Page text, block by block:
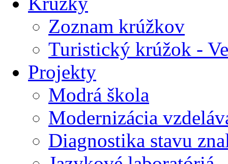
Zoznam krúžkov
Turistický krúžok -
Projekty
Modrá škola
Modernizácia
Diagnostika stavu